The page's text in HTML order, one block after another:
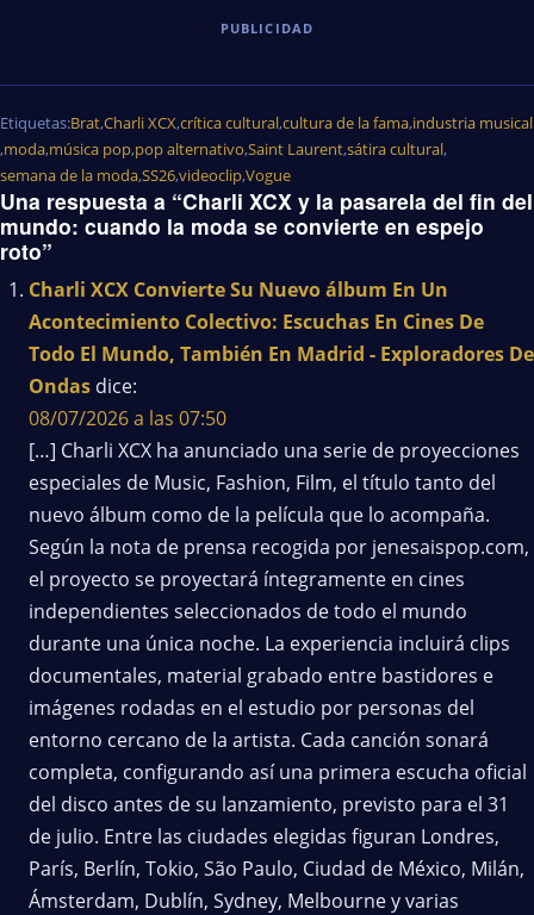
PUBLICIDAD
Etiquetas:Brat,Charli XCX,crítica cultural,cultura de la fama,industria musical
,moda,música pop,pop alternativo,Saint Laurent,sátira cultural,
semana de la moda,SS26,videoclip,Vogue
Una respuesta a “Charli XCX y la pasarela del fin del
mundo: cuando la moda se convierte en espejo
roto”
Charli XCX Convierte Su Nuevo álbum En Un
Acontecimiento Colectivo: Escuchas En Cines De
Todo El Mundo, También En Madrid - Exploradores De
Ondas dice:
08/07/2026 a las 07:50
[…] Charli XCX ha anunciado una serie de proyecciones
especiales de Music, Fashion, Film, el título tanto del
nuevo álbum como de la película que lo acompaña.
Según la nota de prensa recogida por jenesaispop.com,
el proyecto se proyectará íntegramente en cines
independientes seleccionados de todo el mundo
durante una única noche. La experiencia incluirá clips
documentales, material grabado entre bastidores e
imágenes rodadas en el estudio por personas del
entorno cercano de la artista. Cada canción sonará
completa, configurando así una primera escucha oficial
del disco antes de su lanzamiento, previsto para el 31
de julio. Entre las ciudades elegidas figuran Londres,
París, Berlín, Tokio, São Paulo, Ciudad de México, Milán,
Ámsterdam, Dublín, Sydney, Melbourne y varias